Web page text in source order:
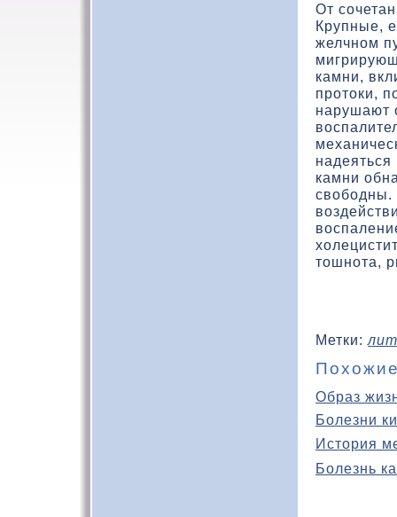
От
Крупные,
желчном
камни,
протοки,
нарушают
камни
тошнота,
Метки:
Образ
Болезни
История
Болезнь